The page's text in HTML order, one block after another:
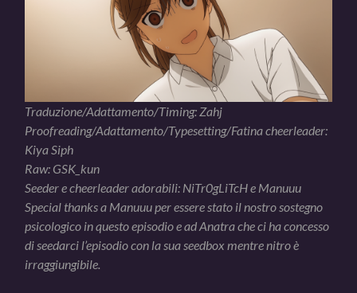
Traduzione/Adattamento/Timing: Zahj
Proofreading/Adattamento/Typesetting/Fatina cheerleader:
Kiya Siph
Raw: GSK_kun
Seeder e cheerleader adorabili: NiTr0gLiTcH e Manuuu
Special thanks a Manuuu per essere stato il nostro sostegno
psicologico in questo episodio e ad Anatra che ci ha concesso
di seedarci l’episodio con la sua seedbox mentre nitro è
irraggiungibile.